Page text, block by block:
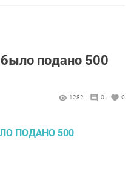
подано 500
1282 0 0